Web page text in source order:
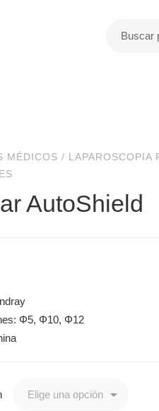
MÉDICOS / LAPAROSCOPIA
AutoShield
Φ5, Φ10, Φ12